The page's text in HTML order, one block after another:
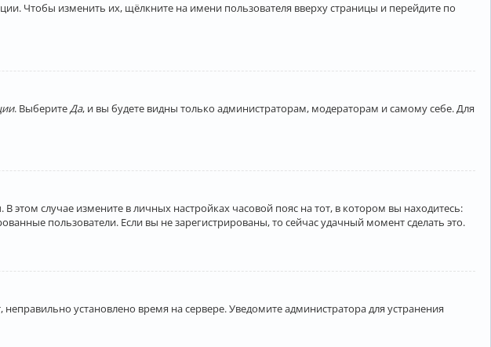
Чтобы изменить их, щёлкните на имени пользователя вверху страницы и перейдите по
. Выберите Да, и вы будете видны только администраторам, модераторам и самому себе. Для
случае измените в личных настройках часовой пояс на тот, в котором вы находитесь:
пользователи. Если вы не зарегистрированы, то сейчас удачный момент сделать это.
установлено время на сервере. Уведомите администратора для устранения